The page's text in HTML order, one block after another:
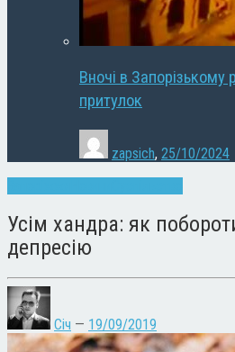
Вночі в Запорізькому
притулок
zapsich, 25/10/2024
Усім хандра: як
депресію
Січ — 19/09/2019